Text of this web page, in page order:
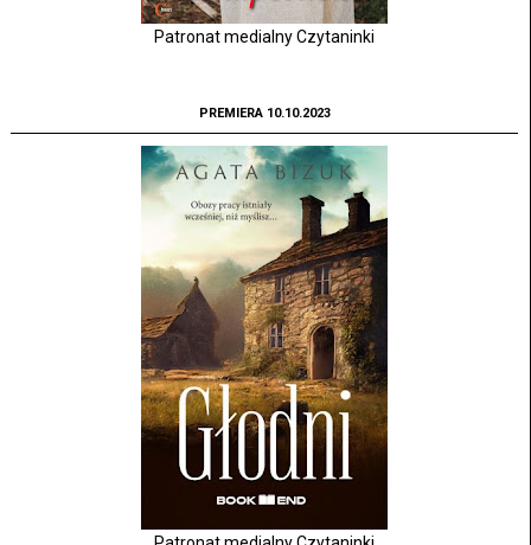
Patronat medialny Czytaninki
PREMIERA 10.10.2023